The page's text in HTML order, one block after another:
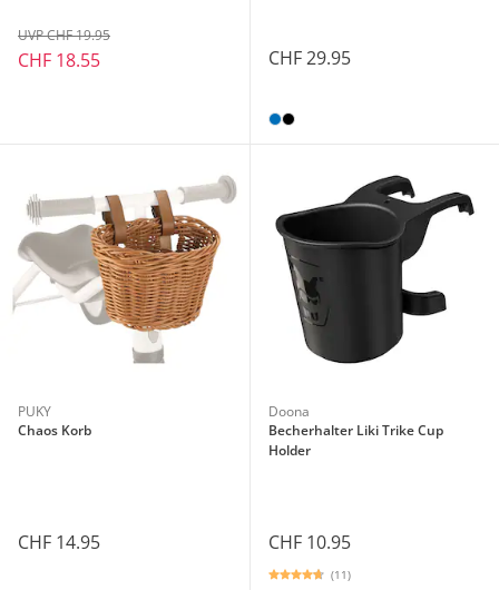
CHF 18.55
UVP CHF 19.95
CHF 29.95
PUKY
Chaos Korb
CHF 14.95
Doona
Becherhalter Liki Trike Cup
Holder
CHF 10.95
(11)